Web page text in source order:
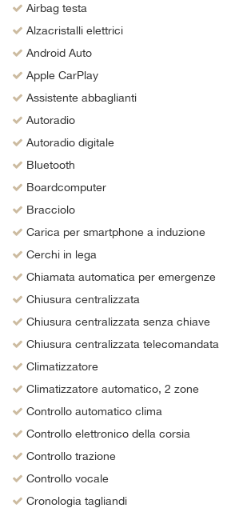
Airbag testa
Alzacristalli elettrici
Android Auto
Apple CarPlay
Assistente abbaglianti
Autoradio
Autoradio digitale
Bluetooth
Boardcomputer
Bracciolo
Carica per smartphone a induzione
Cerchi in lega
Chiamata automatica per emergenze
Chiusura centralizzata
Chiusura centralizzata senza chiave
Chiusura centralizzata telecomandata
Climatizzatore
Climatizzatore automatico, 2 zone
Controllo automatico clima
Controllo elettronico della corsia
Controllo trazione
Controllo vocale
Cronologia tagliandi